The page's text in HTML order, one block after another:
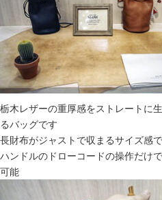
栃木レザーの重厚感をストレートに
るバッグです
長財布がジャストで収まるサイズ感で
ハンドルのドローコードの操作だけ
可能